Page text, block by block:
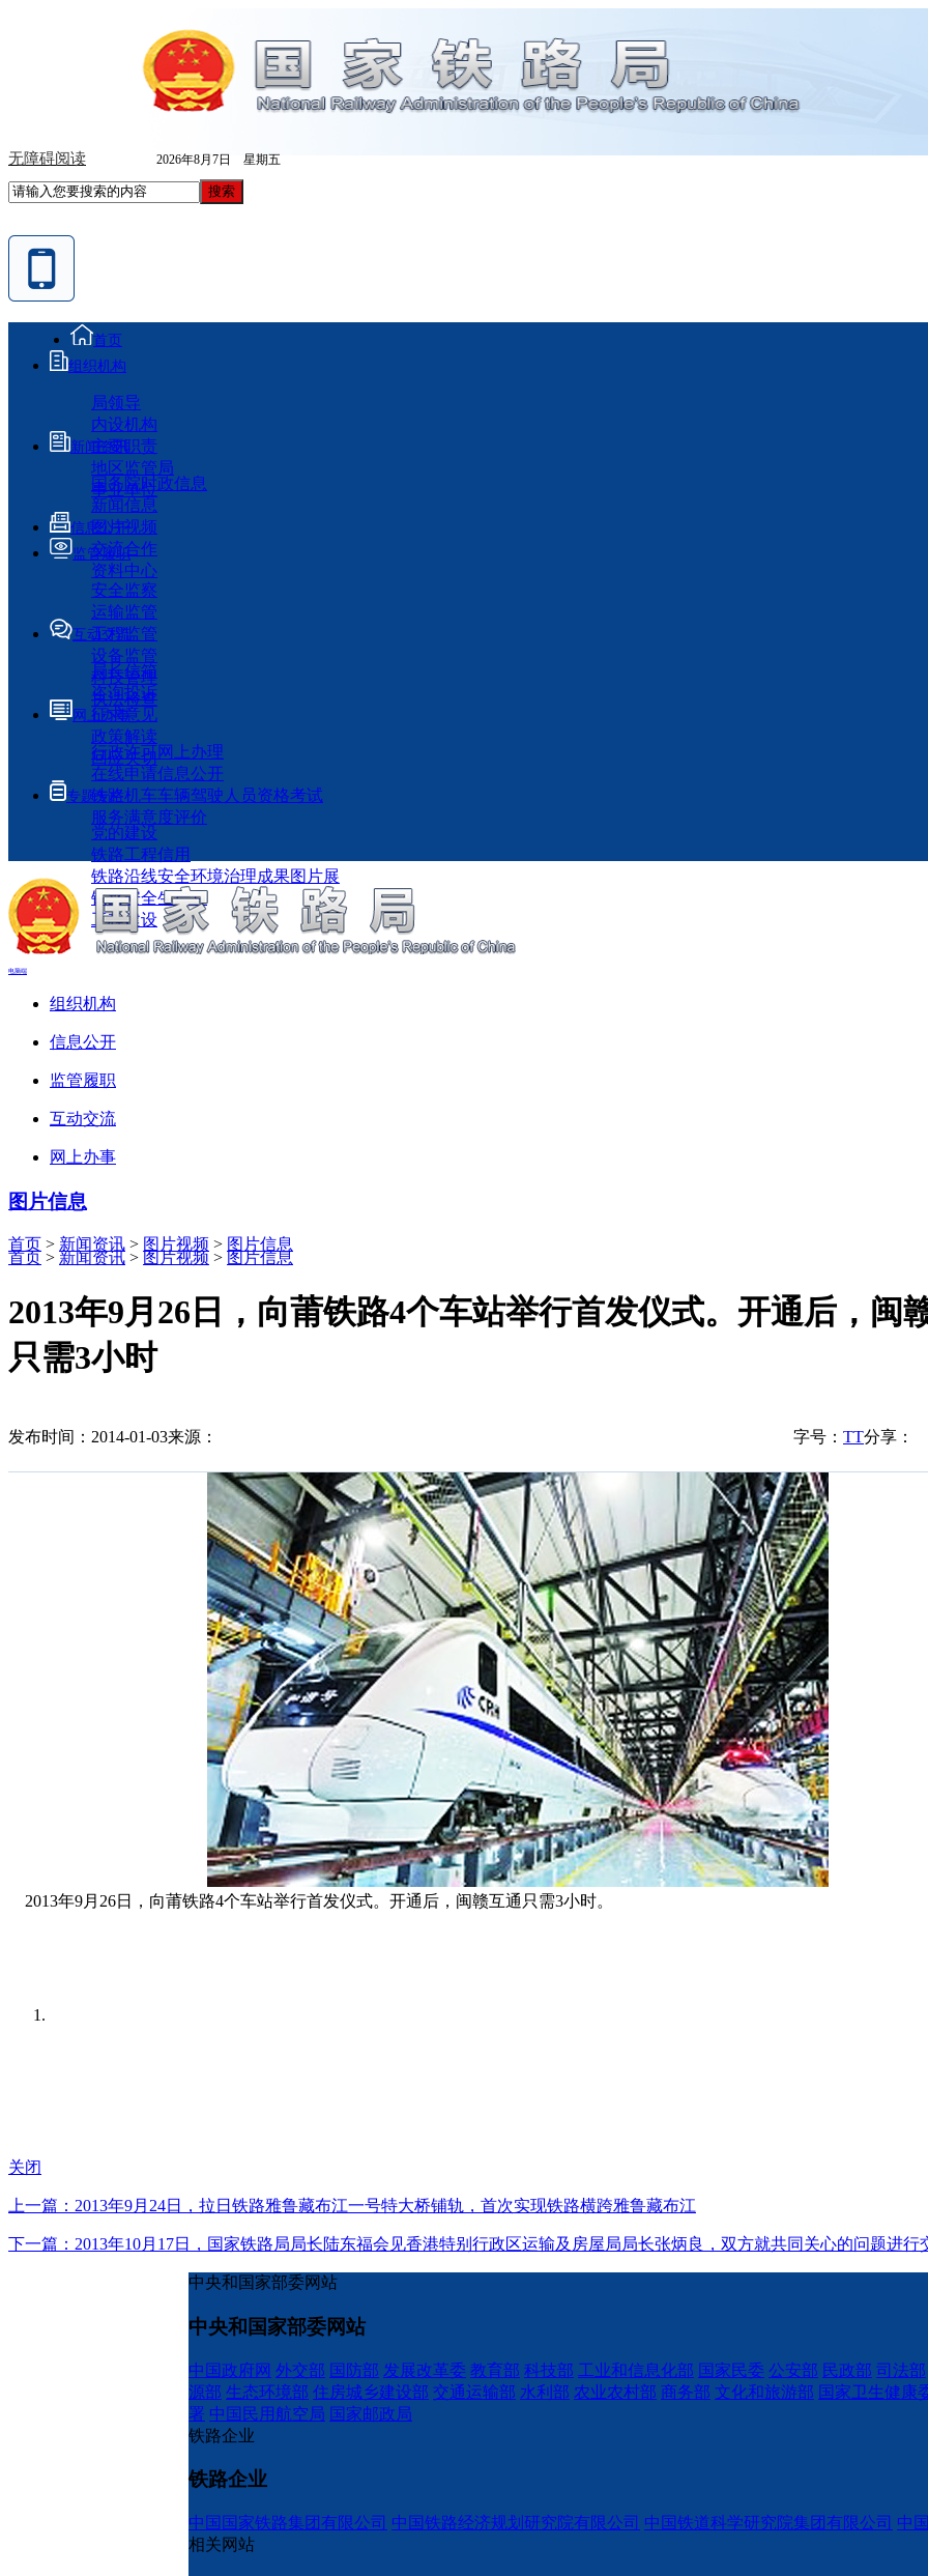
无障碍阅读 2026年8月7日 星期五
首页
组织机构
局领导
内设机构
主要职责
地区监管局
事业单位
新闻资讯
国务院时政信息
新闻信息
图片视频
交流合作
资料中心
信息公开
监管履职
安全监察
运输监管
工程监管
设备监管
科技管理
执法检查
互动交流
局长信箱
咨询投诉
征求意见
政策解读
回应关切
网上办事
行政许可网上办理
在线申请信息公开
铁路机车车辆驾驶人员资格考试
服务满意度评价
专题专栏
党的建设
铁路工程信用
铁路沿线安全环境治理成果图片展
铁路安全生产月
工程建设
电脑端
组织机构
信息公开
监管履职
互动交流
网上办事
图片信息
首页 > 新闻资讯 > 图片视频 > 图片信息
首页 > 新闻资讯 > 图片视频 > 图片信息
2013年9月26日，向莆铁路4个车站举行首发仪式。开通后，闽
只需3小时
发布时间：2014-01-03来源： 分享：
字号： TT
2013年9月26日，向莆铁路4个车站举行首发仪式。开通后，闽赣互通只需3小时。
关闭
上一篇：2013年9月24日，拉日铁路雅鲁藏布江一号特大桥铺轨，首次实现铁路横跨雅鲁藏布江
下一篇：2013年10月17日，国家铁路局局长陆东福会见香港特别行政区运输及房屋局局长张炳良，双方就共同关心的问题进行
中央和国家部委网站
中央和国家部委网站
中国政府网 外交部 国防部 发展改革委 教育部 科技部 工业和信息化部 国家民委 公安部 民政部 司法部
源部 生态环境部 住房城乡建设部 交通运输部 水利部 农业农村部 商务部 文化和旅游部 国家卫生健康
署 中国民用航空局 国家邮政局
铁路企业
铁路企业
中国国家铁路集团有限公司 中国铁路经济规划研究院有限公司 中国铁道科学研究院集团有限公司 中
相关网站